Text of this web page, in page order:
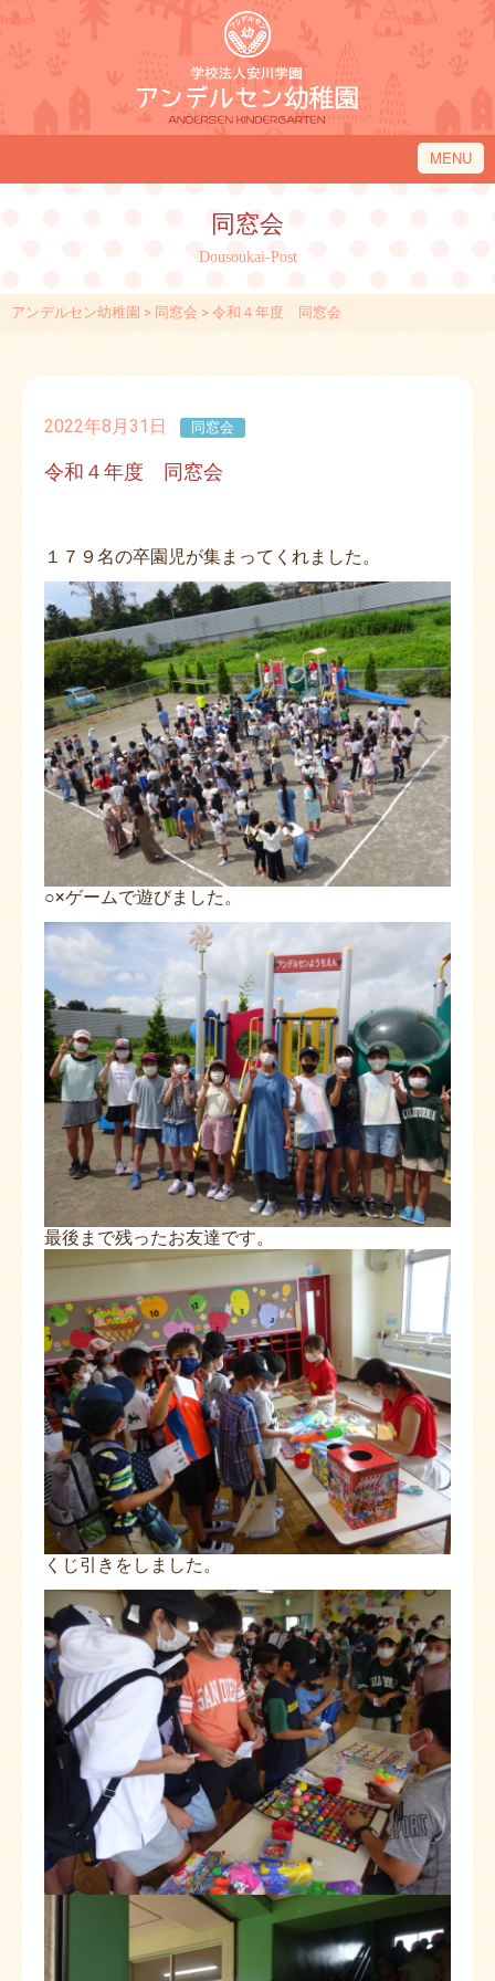
MENU
園内施設・アクセス
同窓会
Dousoukai-Post
アンデルセン幼稚園 > 同窓会 > 令和４年度 同窓会
2022年8月31日 同窓会
令和４年度 同窓会
１７９名の卒園児が集まってくれました。
○×ゲームで遊びました。
最後まで残ったお友達です。
くじ引きをしました。